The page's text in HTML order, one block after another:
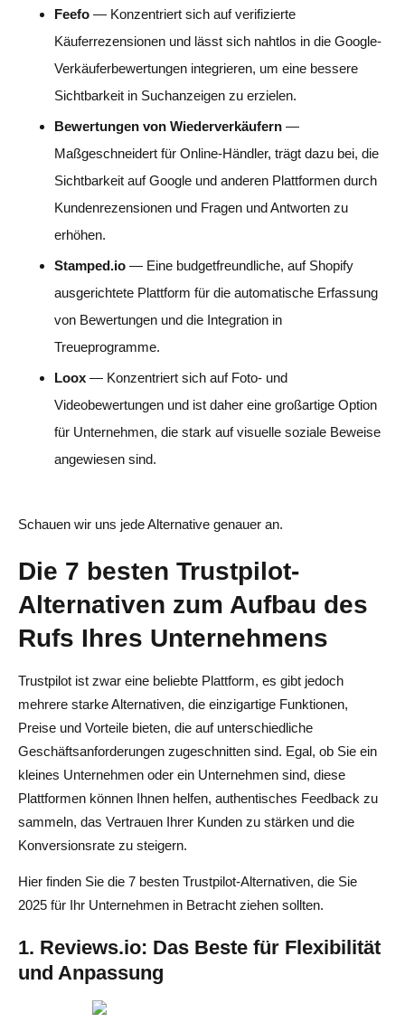
Feefo — Konzentriert sich auf verifizierte
Käuferrezensionen und lässt sich nahtlos in die Google-
Verkäuferbewertungen integrieren, um eine bessere
Sichtbarkeit in Suchanzeigen zu erzielen.
Bewertungen von Wiederverkäufern —
Maßgeschneidert für Online-Händler, trägt dazu bei, die
Sichtbarkeit auf Google und anderen Plattformen durch
Kundenrezensionen und Fragen und Antworten zu
erhöhen.
Stamped.io — Eine budgetfreundliche, auf Shopify
ausgerichtete Plattform für die automatische Erfassung
von Bewertungen und die Integration in
Treueprogramme.
Loox — Konzentriert sich auf Foto- und
Videobewertungen und ist daher eine großartige Option
für Unternehmen, die stark auf visuelle soziale Beweise
angewiesen sind.
Schauen wir uns jede Alternative genauer an.
Die 7 besten Trustpilot-
Alternativen zum Aufbau des
Rufs Ihres Unternehmens
Trustpilot ist zwar eine beliebte Plattform, es gibt jedoch
mehrere starke Alternativen, die einzigartige Funktionen,
Preise und Vorteile bieten, die auf unterschiedliche
Geschäftsanforderungen zugeschnitten sind. Egal, ob Sie ein
kleines Unternehmen oder ein Unternehmen sind, diese
Plattformen können Ihnen helfen, authentisches Feedback zu
sammeln, das Vertrauen Ihrer Kunden zu stärken und die
Konversionsrate zu steigern.
Hier finden Sie die 7 besten Trustpilot-Alternativen, die Sie
2025 für Ihr Unternehmen in Betracht ziehen sollten.
1. Reviews.io: Das Beste für Flexibilität
und Anpassung